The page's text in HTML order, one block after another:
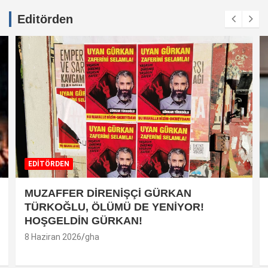
Editörden
EDİTÖRDEN
MUZAFFER DİRENİŞÇİ GÜRKAN
TÜRKOĞLU, ÖLÜMÜ DE YENİYOR!
HOŞGELDİN GÜRKAN!
8 Haziran 2026 gha